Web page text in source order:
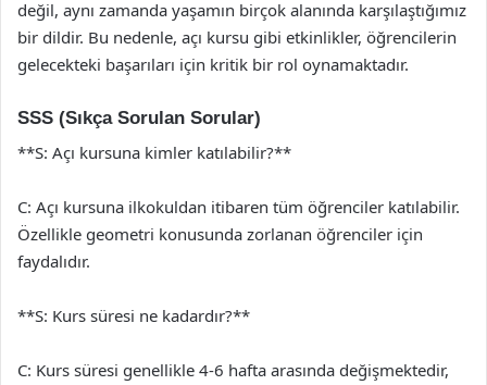
değil, aynı zamanda yaşamın birçok alanında karşılaştığımız
bir dildir. Bu nedenle, açı kursu gibi etkinlikler, öğrencilerin
gelecekteki başarıları için kritik bir rol oynamaktadır.
SSS (Sıkça Sorulan Sorular)
**S: Açı kursuna kimler katılabilir?**
C: Açı kursuna ilkokuldan itibaren tüm öğrenciler katılabilir.
Özellikle geometri konusunda zorlanan öğrenciler için
faydalıdır.
**S: Kurs süresi ne kadardır?**
C: Kurs süresi genellikle 4-6 hafta arasında değişmektedir,